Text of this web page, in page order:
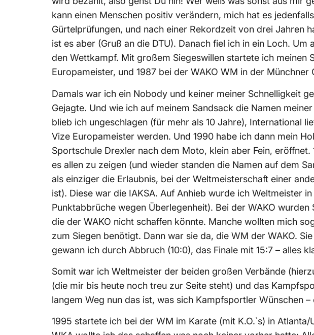
kann einen Menschen positiv verändern, mich hat es
Gürtelprüfungen, und nach einer Rekordzeit von drei Jahren
ist es aber (Gruß an die DTU). Danach fiel ich in ein Loch.
den Wettkampf. Mit großem Siegeswillen startete ich meinen
Europameister, und 1987 bei der WAKO WM in der
Damals war ich ein Nobody und keiner meiner Schnelligkeit
Gejagte. Und wie ich auf meinem Sandsack die Namen
blieb ich ungeschlagen (für mehr als 10 Jahre), International
Vize Europameister werden. Und 1990 habe ich dann mein
Sportschule Drexler nach dem Moto, klein aber Fein,
es allen zu zeigen (und wieder standen die Namen auf dem
als einziger die Erlaubnis, bei der Weltmeisterschaft einer
ist). Diese war die IAKSA. Auf Anhieb wurde ich Weltmeister
Punktabbrüche wegen Überlegenheit). Bei der WAKO
die der WAKO nicht schaffen könnte. Manche wollten mich
zum Siegen benötigt. Dann war sie da, die WM der WAKO.
gewann ich durch Abbruch (10:0), das Finale mit 15:7 – alles
Somit war ich Weltmeister der beiden großen Verbände
(die mir bis heute noch treu zur Seite steht) und das
langem Weg nun das ist, was sich Kampfsportler Wünschen
1995 startete ich bei der WM im Karate (mit K.O.`s) in